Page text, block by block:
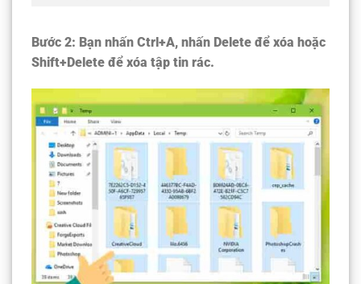
Bước 2: Bạn nhấn Ctrl+A, nhấn Delete để xóa hoặc
Shift+Delete để xóa tập tin rác.